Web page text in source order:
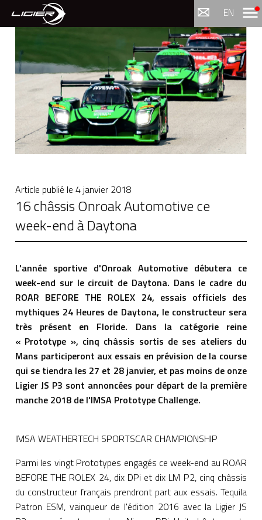
EN Menu
Article publié le 4 janvier 2018
16 châssis Onroak Automotive ce
week-end à Daytona
L'année sportive d'Onroak Automotive débutera ce
week-end sur le circuit de Daytona. Dans le cadre du
ROAR BEFORE THE ROLEX 24, essais officiels des
mythiques 24 Heures de Daytona, le constructeur sera
très présent en Floride. Dans la catégorie reine
« Prototype », cinq châssis sortis de ses ateliers du
Mans participeront aux essais en prévision de la course
qui se tiendra les 27 et 28 janvier, et pas moins de onze
Ligier JS P3 sont annoncées pour départ de la première
manche 2018 de l'IMSA Prototype Challenge.
IMSA WEATHERTECH SPORTSCAR CHAMPIONSHIP
Parmi les vingt Prototypes engagés ce week-end au ROAR
BEFORE THE ROLEX 24, dix DPi et dix LM P2, cinq châssis
du constructeur français prendront part aux essais. Tequila
Patron ESM, vainqueur de l'édition 2016 avec la Ligier JS